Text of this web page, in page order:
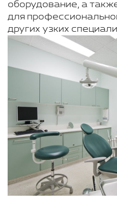
оборудование, а
для
других узких